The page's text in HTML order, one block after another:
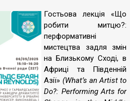
Гостьова лекція «Що
робити митцю?:
перформативні
мистецтва задля змін
на Близькому Сході, в
Африці та Південній
Азії» (What’s an Artist to
Do?: Performing Arts for